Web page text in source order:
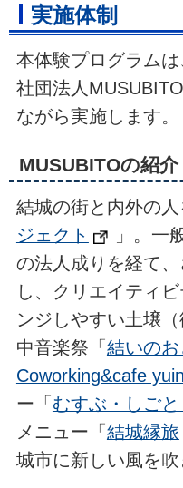
実施体制
本体験プログラム
社団法人
ながら実施します。
MUSUBITOの紹介
結城の街と内外の人
ジェクト
」。一
の法人成りを経て
し、クリエイティ
ンジしやすい土壌
中音楽祭「 結いのお
Coworking&cafe
ー「 むすぶ・しご
メニュー「 結城縁旅
城市に新しい風を吹